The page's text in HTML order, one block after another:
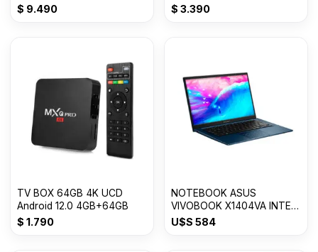
$ 9.490 $ 3.390
TV BOX 64GB 4K UCD
Android 12.0 4GB+64GB
$ 1.790
NOTEBOOK ASUS
VIVOBOOK X1404VA INTEL
CORE i3 8GB/128GB SSD
U$S 584